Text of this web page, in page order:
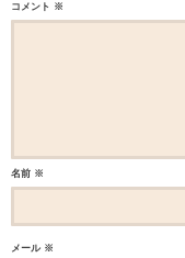
コメント ※
名前 ※
メール ※